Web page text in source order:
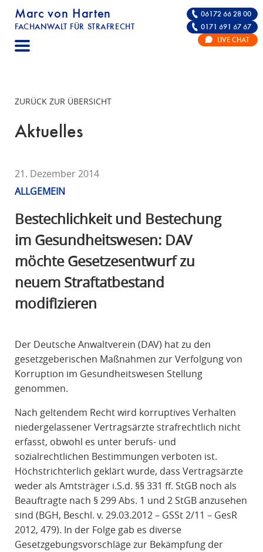
Marc von Harten
FACHANWALT FÜR STRAFRECHT
STRAFRECHT | RECHTSANWALT FÜR DIE
06172 66 28 00
0171 691 67 67
LIVE CHAT
ZURÜCK ZUR ÜBERSICHT
Aktuelles
21. Dezember 2014
ALLGEMEIN
Bestechlichkeit und Bestechung
im Gesundheitswesen: DAV
möchte Gesetzesentwurf zu
neuem Straftatbestand
modifizieren
Der Deutsche Anwaltverein (DAV) hat zu den
gesetzgeberischen Maßnahmen zur Verfolgung von
Korruption im Gesundheitswesen Stellung
genommen.
Nach geltendem Recht wird korruptives Verhalten
niedergelassener Vertragsärzte strafrechtlich nicht
erfasst, obwohl es unter berufs- und
sozialrechtlichen Bestimmungen verboten ist.
Höchstrichterlich geklärt wurde, dass Vertragsärzte
weder als Amtsträger i.S.d. §§ 331 ff. StGB noch als
Beauftragte nach § 299 Abs. 1 und 2 StGB anzusehen
sind (BGH, Beschl. v. 29.03.2012 – GSSt 2/11 – GesR
2012, 479). In der Folge gab es diverse
Gesetzgebungsvorschläge zur Bekämpfung der